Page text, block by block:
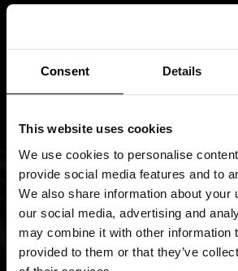
Consent Details
This website uses cookies
We use cookies to personalise
provide social media features and to
We also share information about your
our social media, advertising and
may combine it with other information
provided to them or that they’ve
ПІДПИШИСЬ НА
Будь в курсі новинок та акцій
Ім'я
Підпишіться
на